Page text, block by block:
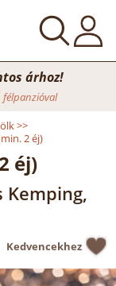
árhoz!
félpanzióval
>>
2 éj)
éj)
Kemping,
Kedvencekhez